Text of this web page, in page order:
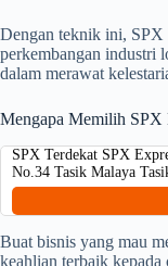
Dengan teknik ini, SPX
perkembangan industri
dalam merawat
Mengapa Memilih SPX
SPX Terdekat SPX
No.34 Tasik Malaya
Buat bisnis yang mau
keahlian terbaik